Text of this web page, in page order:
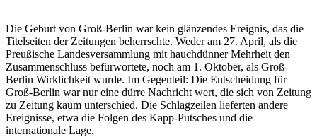
Die Geburt von Groß-Berlin war kein glänzendes Ereignis, das die
Titelseiten der Zeitungen beherrschte. Weder am 27. April, als die
Preußische Landesversammlung mit hauchdünner Mehrheit den
Zusammenschluss befürwortete, noch am 1. Oktober, als Groß-
Berlin Wirklichkeit wurde. Im Gegenteil: Die Entscheidung für
Groß-Berlin war nur eine dürre Nachricht wert, die sich von Zeitung
zu Zeitung kaum unterschied. Die Schlagzeilen lieferten andere
Ereignisse, etwa die Folgen des Kapp-Putsches und die
internationale Lage.